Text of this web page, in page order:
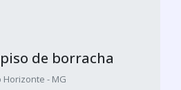
de borracha
Horizonte - MG